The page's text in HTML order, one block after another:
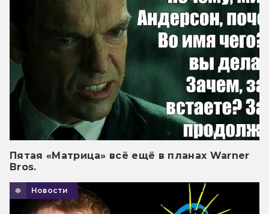
Пятая «Матрица» всё ещё в планах Warner
Bros.
Новости